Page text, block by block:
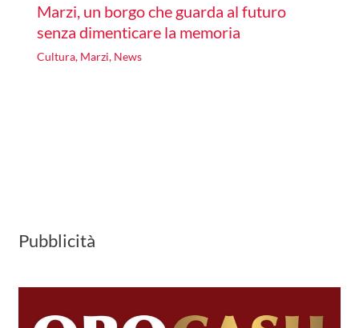
Marzi, un borgo che guarda al futuro
senza dimenticare la memoria
Cultura, Marzi, News
Pubblicità